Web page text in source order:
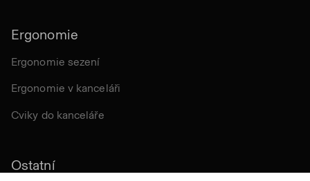
Ergonomie
Ergonomie sezení
Ergonomie v kanceláři
Cviky do kanceláře
Ostatní